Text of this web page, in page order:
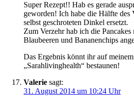
Super Rezept!! Hab es gerade
geworden! Ich habe die Hälfte
selbst geschroteten Dinkel ersetzt.
Zum Verzehr hab ich die
Blaubeeren und Bananenchips
Das Ergebnis könnt ihr auf
„Sarahlivinghealth“ bestaunen!
Valerie sagt:
31. August 2014 um 10:24 Uhr